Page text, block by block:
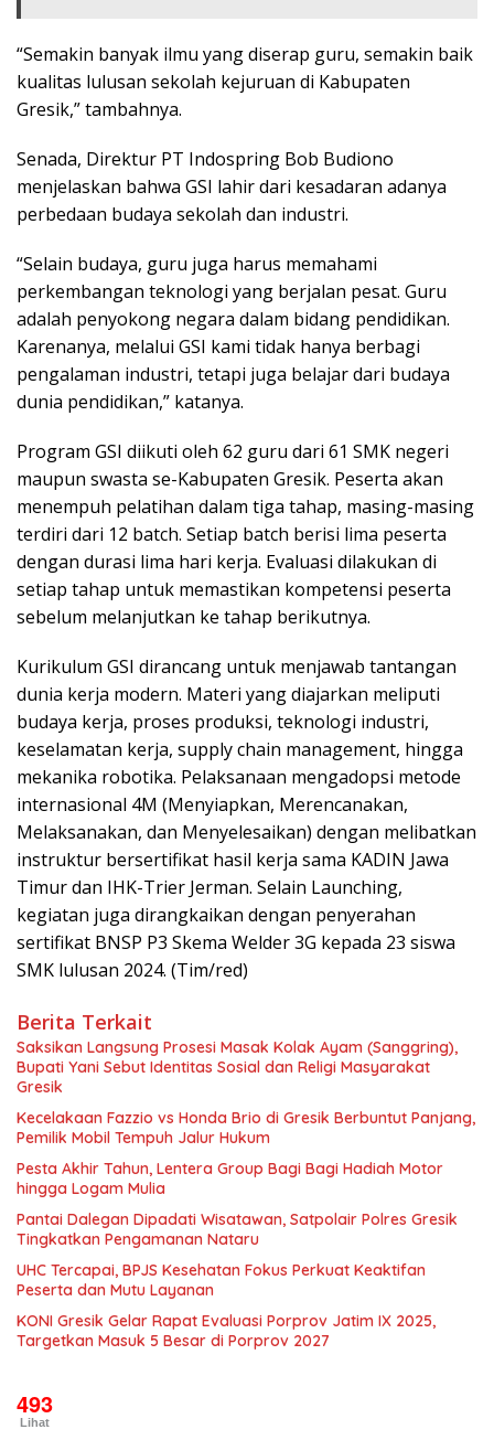
“Semakin banyak ilmu yang diserap guru, semakin baik
kualitas lulusan sekolah kejuruan di Kabupaten
Gresik,” tambahnya.
Senada, Direktur PT Indospring Bob Budiono
menjelaskan bahwa GSI lahir dari kesadaran adanya
perbedaan budaya sekolah dan industri.
“Selain budaya, guru juga harus memahami
perkembangan teknologi yang berjalan pesat. Guru
adalah penyokong negara dalam bidang pendidikan.
Karenanya, melalui GSI kami tidak hanya berbagi
pengalaman industri, tetapi juga belajar dari budaya
dunia pendidikan,” katanya.
Program GSI diikuti oleh 62 guru dari 61 SMK negeri
maupun swasta se-Kabupaten Gresik. Peserta akan
menempuh pelatihan dalam tiga tahap, masing-masing
terdiri dari 12 batch. Setiap batch berisi lima peserta
dengan durasi lima hari kerja. Evaluasi dilakukan di
setiap tahap untuk memastikan kompetensi peserta
sebelum melanjutkan ke tahap berikutnya.
Kurikulum GSI dirancang untuk menjawab tantangan
dunia kerja modern. Materi yang diajarkan meliputi
budaya kerja, proses produksi, teknologi industri,
keselamatan kerja, supply chain management, hingga
mekanika robotika. Pelaksanaan mengadopsi metode
internasional 4M (Menyiapkan, Merencanakan,
Melaksanakan, dan Menyelesaikan) dengan melibatkan
instruktur bersertifikat hasil kerja sama KADIN Jawa
Timur dan IHK-Trier Jerman. Selain Launching,
kegiatan juga dirangkaikan dengan penyerahan
sertifikat BNSP P3 Skema Welder 3G kepada 23 siswa
SMK lulusan 2024. (Tim/red)
Berita Terkait
Saksikan Langsung Prosesi Masak Kolak Ayam (Sanggring),
Bupati Yani Sebut Identitas Sosial dan Religi Masyarakat
Gresik
Kecelakaan Fazzio vs Honda Brio di Gresik Berbuntut Panjang,
Pemilik Mobil Tempuh Jalur Hukum
Pesta Akhir Tahun, Lentera Group Bagi Bagi Hadiah Motor
hingga Logam Mulia
Pantai Dalegan Dipadati Wisatawan, Satpolair Polres Gresik
Tingkatkan Pengamanan Nataru
UHC Tercapai, BPJS Kesehatan Fokus Perkuat Keaktifan
Peserta dan Mutu Layanan
KONI Gresik Gelar Rapat Evaluasi Porprov Jatim IX 2025,
Targetkan Masuk 5 Besar di Porprov 2027
493
Lihat